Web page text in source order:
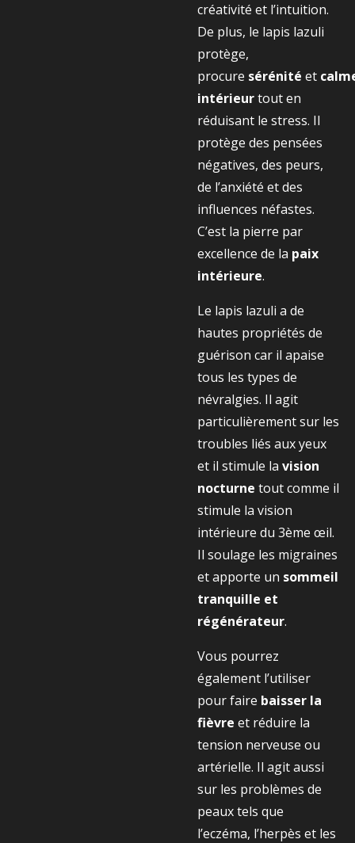
créativité et l’intuition.
De plus, le lapis lazuli
protège,
procure sérénité et
intérieurtout en
réduisant le stress. Il
protège des pensées
négatives, des peurs,
de l’anxiété et des
influences néfastes.
C’est la pierre par
excellence de la paix
intérieure.
Le lapis lazuli a de
hautes propriétés de
guérison car il apaise
tous les types de
névralgies. Il agit
particulièrement sur les
troubles liés aux yeux
et il stimule la vision
nocturne tout comme il
stimule la vision
intérieure du 3ème œil.
Il soulage les migraines
et apporte un sommeil
tranquille et
régénérateur.
Vous pourrez
également l’utiliser
pour faire baisser la
fièvre et réduire la
tension nerveuse ou
artérielle. Il agit aussi
sur les problèmes de
peaux tels que
l’eczéma, l’herpès et les